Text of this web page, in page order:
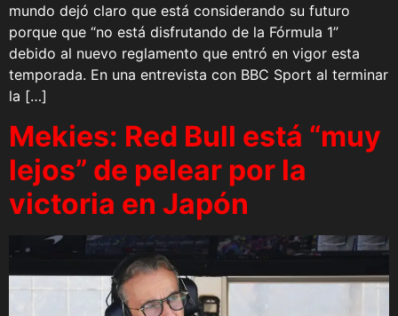
mundo dejó claro que está considerando su futuro
porque que “no está disfrutando de la Fórmula 1”
debido al nuevo reglamento que entró en vigor esta
temporada. En una entrevista con BBC Sport al terminar
la […]
Mekies: Red Bull está “muy
lejos” de pelear por la
victoria en Japón